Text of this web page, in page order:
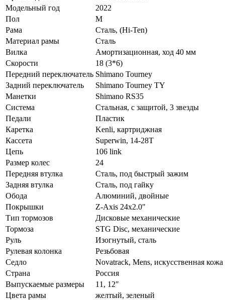
Модельный год
2022
Пол
М
Рама
Сталь, (Hi-Ten)
Материал рамы
Сталь
Вилка
Амортизационная, ход 40 мм
Скорости
18 (3*6)
Передний переключатель Shimano Tourney
Задний переключатель
Shimano Tourney TY
Манетки
Shimano RS35
Система
Стальная, с защитой, 3 звезды
Педали
Пластик
Каретка
Kenli, картриджная
Кассета
Superwin, 14-28T
Цепь
106 link
Размер колес
24
Передняя втулка
Сталь, под быстрый зажим
Задняя втулка
Сталь, под гайку
Обода
Алюминий, двойные
Покрышки
Z-Axis 24x2.0"
Тип тормозов
Дисковые механические
Тормоза
STG Disc, механические
Руль
Изогнутый, сталь
Рулевая колонка
Резьбовая
Седло
Novatrack, Mens, искусственная кожа
Страна
Россия
Выпускаемые размеры
11, 12ʺ
Цвета рамы
желтый, зеленый